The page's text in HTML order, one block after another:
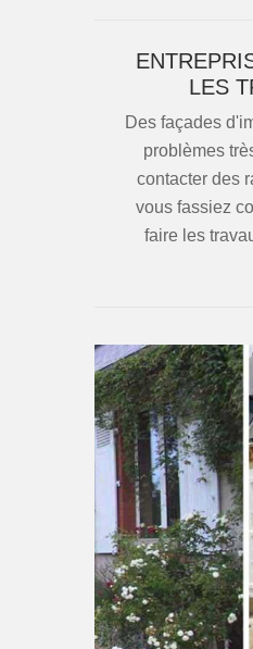
LES
Des façades
problèmes
contacter des
vous fassiez
faire les